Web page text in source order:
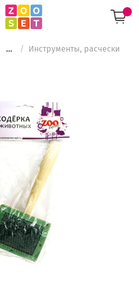
... Инструменты, расчески